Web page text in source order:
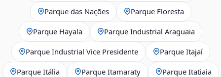
Parque das Nações Parque Floresta
Parque Hayala Parque Industrial Araguaia
Parque Industrial Vice Presidente Parque Itajaí
Parque Itália Parque Itamaraty Parque Itatiaia